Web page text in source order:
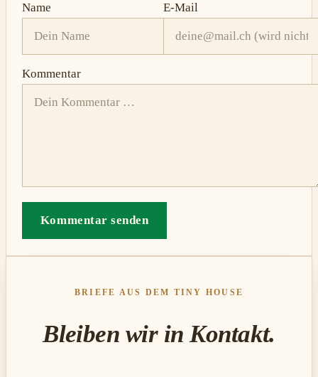
Name E-Mail
Kommentar
Kommentar senden
BRIEFE AUS DEM TINY HOUSE
Bleiben wir in Kontakt.